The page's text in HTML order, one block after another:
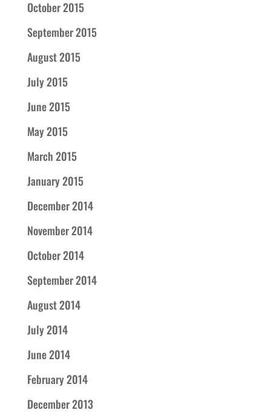
October 2015
September 2015
August 2015
July 2015
June 2015
May 2015
March 2015
January 2015
December 2014
November 2014
October 2014
September 2014
August 2014
July 2014
June 2014
February 2014
December 2013